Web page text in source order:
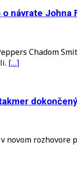
návrate Johna
Chadom
[…]
novom